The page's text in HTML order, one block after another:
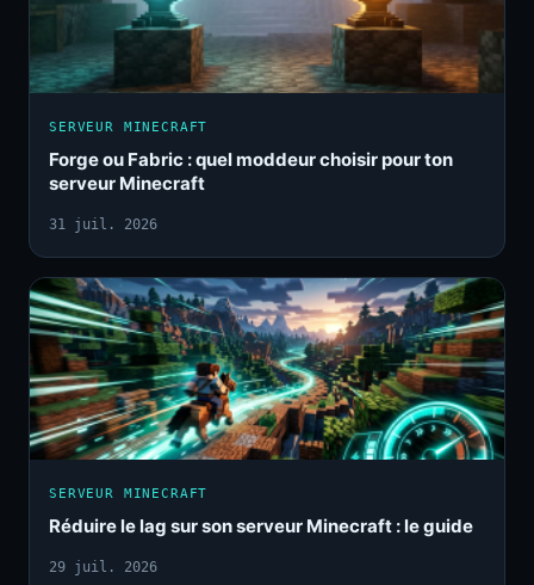
SERVEUR MINECRAFT
Forge ou Fabric : quel moddeur choisir pour ton
serveur Minecraft
31 juil. 2026
SERVEUR MINECRAFT
Réduire le lag sur son serveur Minecraft : le guide
29 juil. 2026